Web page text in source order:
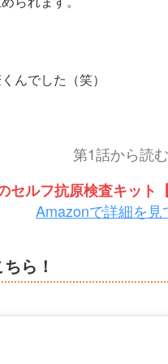
んでした（笑）
第1話から読む
セルフ抗原検査キット
Amazonで詳細を見
ら！